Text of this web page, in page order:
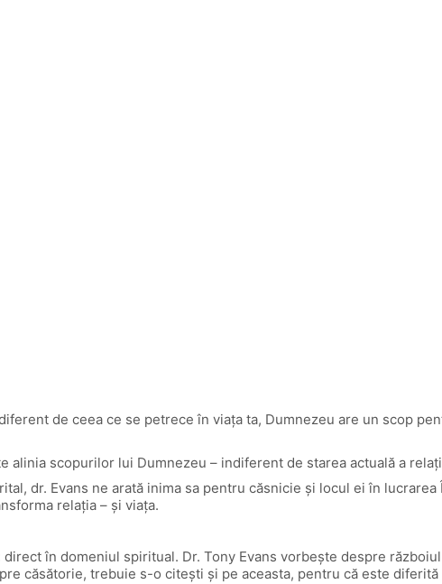
de ceea ce se petrece în viaţa ta, Dumnezeu are un scop
alinia scopurilor lui Dumnezeu – indiferent de starea actuală a
dr. Evans ne arată inima sa pentru căsnicie şi locul ei în lucrarea
relaţia – şi viaţa.
în domeniul spiritual. Dr. Tony Evans vorbeşte despre
căsătorie, trebuie s-o citeşti şi pe aceasta, pentru că este diferită